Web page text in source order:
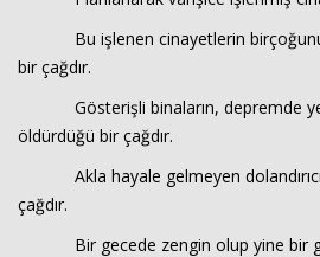
Bu işlenen cinayetlerin birçoğunun
bir çağdır.
Gösterişli binaların, depremde
öldürdüğü bir çağdır.
Akla hayale gelmeyen
çağdır.
Bir gecede zengin olup yine bir